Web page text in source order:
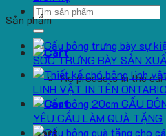
Search
for:
No products in the
Cart
Sản phẩm
SÓC TRƯNG BÀY SẢN
LINH VẬT IN TÊN
GẤU
YÊU CẦU LÀM QUÀ TẶNG